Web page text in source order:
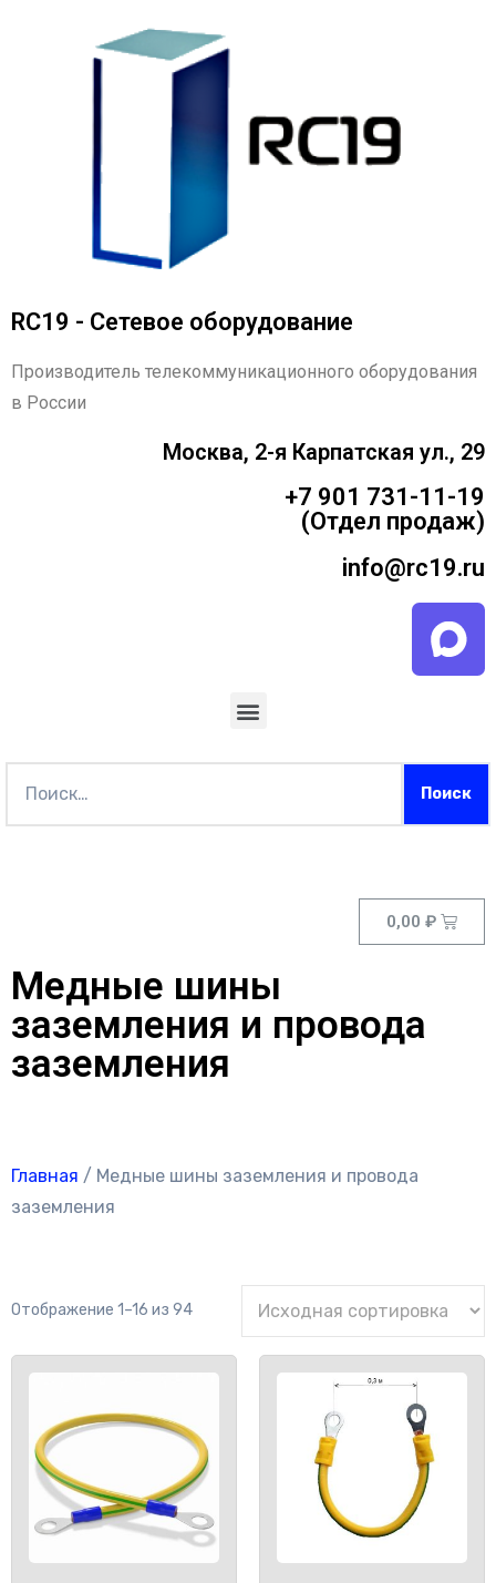
RC19 - Сетевое оборудование
Производитель телекоммуникационного оборудования
в России
Москва, 2-я Карпатская ул., 29
+7 901 731-11-19
(Отдел продаж)
info@rc19.ru
0,00 ₽
Медные шины
заземления и провода
заземления
Главная / Медные шины заземления и провода
заземления
Отображение 1–16 из 94